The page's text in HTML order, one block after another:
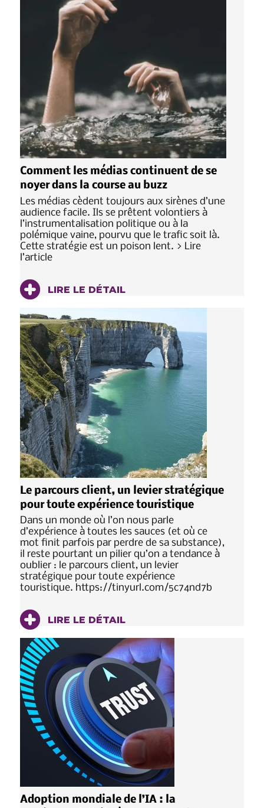
Comment les médias continuent de se
noyer dans la course au buzz
Les médias cèdent toujours aux sirènes d’une
audience facile. Ils se prêtent volontiers à
l’instrumentalisation politique ou à la
polémique vaine, pourvu que le trafic soit là.
Cette stratégie est un poison lent. > Lire
l’article
LIRE LE DÉTAIL
Le parcours client, un levier stratégique
pour toute expérience touristique
Dans un monde où l’on nous parle
d’expérience à toutes les sauces (et où ce
mot finit parfois par perdre de sa substance),
il reste pourtant un pilier qu’on a tendance à
oublier : le parcours client, un levier
stratégique pour toute expérience
touristique. https://tinyurl.com/5c74nd7b
LIRE LE DÉTAIL
Adoption mondiale de l’IA : la